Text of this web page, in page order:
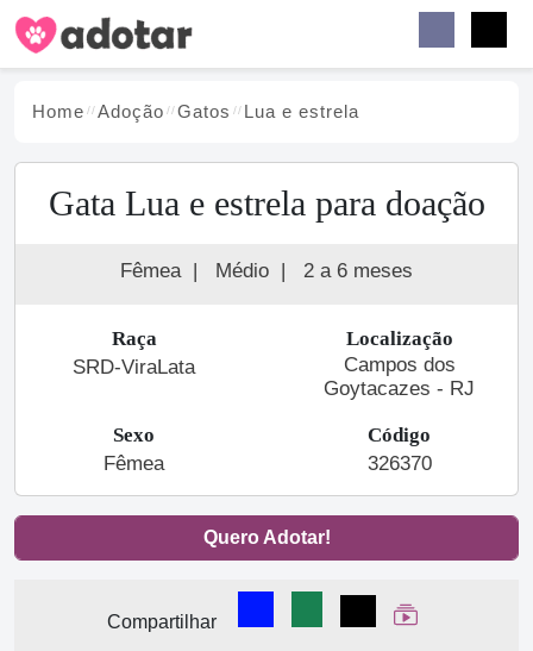
Home Adoção Gatos Lua e estrela
Gata Lua e estrela para doação
Fêmea | Médio | 2 a 6 meses
Raça
SRD-ViraLata
Localização
Campos dos
Goytacazes - RJ
Sexo
Fêmea
Código
326370
Quero Adotar!
Compartilhar
Compartilhar no Facebook
Compartilhar no
Compartilhar
Ver Web Story